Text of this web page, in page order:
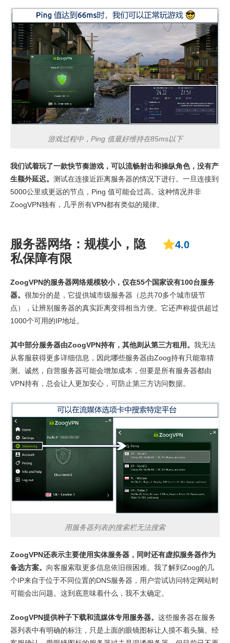
游戏过程中，Ping 值最好维持在85ms以下
我们试着玩了一款快节奏游戏，可以流畅射击和操纵角色，没有产
生额外延迟。 测试在连接近距离服务器的情况下进行。一旦连接到
5000公里或更远的节点，Ping 值可能会过高。这种情况并非
ZoogVPN独有，几乎所有VPN都有类似的规律。
服务器网络：规模小，隐
私保障有限
4.0
ZoogVPN的服务器网络规模较小，仅在55个国家设有100台服务
器。 很加分的是，它提供城市级服务器（总共70多个城市级节
点），让辨别服务器的真实距离变得相当方便。它还声称提供超过
1000个可用的IP地址。
其中部分服务器由ZoogVPN持有，其他则从第三方租用。 我无法
从客服获得更多详细信息，因此哪些服务器由Zoog持有只能靠猜
测。诚然，自营服务器可能会增加成本，但要是所有服务器都由
VPN持有，总会让人更加安心，可防止第三方访问数据。
用服务器列表的搜索栏无法搜索
ZoogVPN还表示主要使用实体服务器，同时还有虚拟服务器作为
备选方案。 向客服索取更多信息依旧很困难。我了解到Zoog的几
个IP来自于位于不同位置的DNS服务器，用户尝试访问特定网站时
可能会出问题。这到底意味着什么，我不太确定。
ZoogVPN提供种子下载和流媒体专用服务器。 这些服务器在服务
器列表中有明确的标注，只是上面的眼镜图标让人摸不着头脑。经